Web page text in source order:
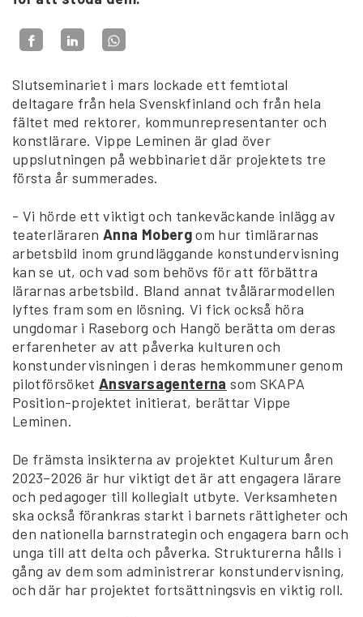
Slutseminariet i mars lockade ett femtiotal
deltagare från hela Svenskfinland och från hela
fältet med rektorer, kommunrepresentanter och
konstlärare. Vippe Leminen är glad över
uppslutningen på webbinariet där projektets tre
första år summerades.
- Vi hörde ett viktigt och tankeväckande inlägg av
teaterlärarenAnna Mobergom hur timlärarnas
arbetsbild inom grundläggande konstundervisning
kan se ut, och vad som behövs för att förbättra
lärarnas arbetsbild. Bland annat tvålärarmodellen
lyftes fram som en lösning. Vi fick också höra
ungdomar i Raseborg och Hangö berätta om deras
erfarenheter av att påverka kulturen och
konstundervisningen i deras hemkommuner genom
pilotförsöketAnsvarsagenterna som SKAPA
Position-projektet initierat, berättar Vippe
Leminen.
De främsta insikterna av projektet Kulturum åren
2023–2026 är hur viktigt det är att engagera lärare
och pedagoger till kollegialt utbyte. Verksamheten
ska också förankras starkt i barnets rättigheter och
den nationella barnstrategin och engagera barn och
unga till att delta och påverka. Strukturerna hålls i
gång av dem som administrerar konstundervisning,
och där har projektet fortsättningsvis en viktig roll.